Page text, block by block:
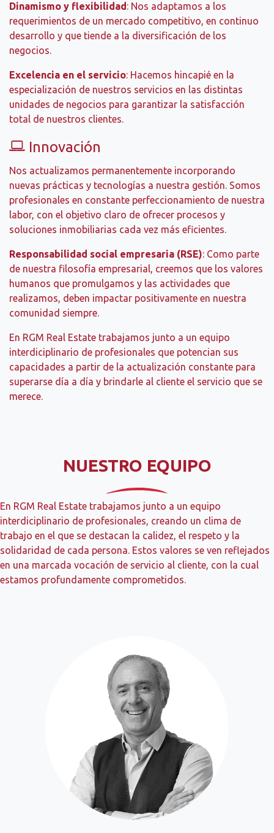
Dinamismo y flexibilidad: Nos adaptamos a los
requerimientos de un mercado competitivo, en continuo
desarrollo y que tiende a la diversificación de los
negocios.
Excelencia en el servicio: Hacemos hincapié en la
especialización de nuestros servicios en las distintas
unidades de negocios para garantizar la satisfacción
total de nuestros clientes.
Innovación
Nos actualizamos permanentemente incorporando
nuevas prácticas y tecnologías a nuestra gestión. Somos
profesionales en constante perfeccionamiento de nuestra
labor, con el objetivo claro de ofrecer procesos y
soluciones inmobiliarias cada vez más eficientes.
Responsabilidad social empresaria (RSE): Como parte
de nuestra filosofía empresarial, creemos que los valores
humanos que promulgamos y las actividades que
realizamos, deben impactar positivamente en nuestra
comunidad siempre.
En RGM Real Estate trabajamos junto a un equipo
interdiciplinario de profesionales que potencian sus
capacidades a partir de la actualización constante para
superarse día a día y brindarle al cliente el servicio que se
merece.
NUESTRO EQUIPO
En RGM Real Estate trabajamos junto a un equipo
interdiciplinario de profesionales, creando un clima de
trabajo en el que se destacan la calidez, el respeto y la
solidaridad de cada persona. Estos valores se ven reflejados
en una marcada vocación de servicio al cliente, con la cual
estamos profundamente comprometidos.